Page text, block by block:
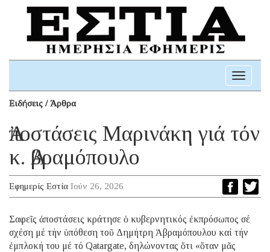
Toggle
Ειδήσεις / Άρθρα
Ἀποστάσεις Μαρινάκη γιά τόν
κ. Ἀβραμόπουλο
Εφημερίς Εστία Ιούν 26, 2026
Σαφεῖς ἀποστάσεις κράτησε ὁ κυβερνητικός ἐκπρόσωπος σέ
σχέση μέ τήν ὑπόθεση τοῦ Δημήτρη Ἀβραμόπουλου καί τήν
ἐμπλοκή του μέ τό Qatargate, δηλώνοντας ὅτι «ὅταν μᾶς